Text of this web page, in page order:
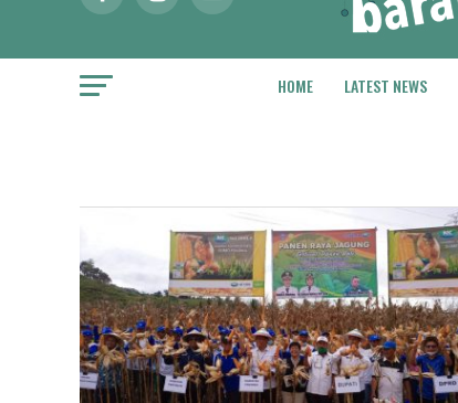
HOME LATEST NEWS